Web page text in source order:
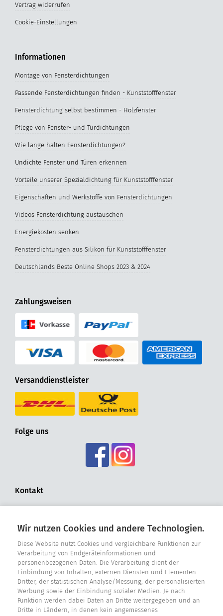
Vertrag widerrufen
Cookie-Einstellungen
Informationen
Montage von Fensterdichtungen
Passende Fensterdichtungen finden - Kunststofffenster
Fensterdichtung selbst bestimmen - Holzfenster
Pflege von Fenster- und Türdichtungen
Wie lange halten Fensterdichtungen?
Undichte Fenster und Türen erkennen
Vorteile unserer Spezialdichtung für Kunststofffenster
Eigenschaften und Werkstoffe von Fensterdichtungen
Videos Fensterdichtung austauschen
Energiekosten senken
Fensterdichtungen aus Silikon für Kunststofffenster
Deutschlands Beste Online Shops 2023 & 2024
Zahlungsweisen
Versanddienstleister
Folge uns
Kontakt
Fensterdichtungen.org
Hohldrift 17
D - 33181 Bad Wünnenberg
Tel. +49 2957 - 9849318
E-Mail: info@fensterdichtungen.org
Dichtungskatalog
Wir nutzen Cookies und andere Technologien.
Diese Website nutzt Cookies und vergleichbare Funktionen zur
Verarbeitung von Endgeräteinformationen und
personenbezogenen Daten. Die Verarbeitung dient der
Einbindung von Inhalten, externen Diensten und Elementen
Dritter, der statistischen Analyse/Messung, der personalisierten
Werbung sowie der Einbindung sozialer Medien. Je nach
Funktion werden dabei Daten an Dritte weitergegeben und an
Dritte in Ländern, in denen kein angemessenes